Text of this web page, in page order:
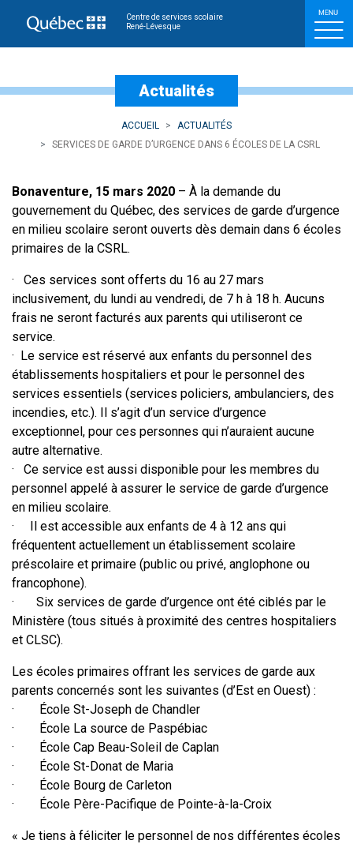
Centre de services scolaire
René-Lévesque
Services de garde
Actualités
ACCUEIL
ACTUALITÉS
SERVICES DE GARDE D’URGENCE DANS 6 ÉCOLES DE LA CSRL
Bonaventure, 15 mars 2020 – À la demande du
gouvernement du Québec, des services de garde d’urgence
en milieu scolaire seront ouverts dès demain dans 6 écoles
primaires de la CSRL.
· Ces services sont offerts du 16 au 27 mars
inclusivement, du lundi au vendredi, de 7 h à 18 h. Aucuns
frais ne seront facturés aux parents qui utiliseront ce
service.
· Le service est réservé aux enfants du personnel des
établissements hospitaliers et pour le personnel des
services essentiels (services policiers, ambulanciers, des
incendies, etc.). Il s’agit d’un service d’urgence
exceptionnel, pour ces personnes qui n’auraient aucune
autre alternative.
· Ce service est aussi disponible pour les membres du
personnel appelé à assurer le service de garde d’urgence
en milieu scolaire.
· Il est accessible aux enfants de 4 à 12 ans qui
fréquentent actuellement un établissement scolaire
préscolaire et primaire (public ou privé, anglophone ou
francophone).
· Six services de garde d’urgence ont été ciblés par le
Ministère (tous situés à proximité des centres hospitaliers
et CLSC).
Les écoles primaires offrant les services de garde aux
parents concernés sont les suivantes (d’Est en Ouest) :
· École St-Joseph de Chandler
· École La source de Paspébiac
· École Cap Beau-Soleil de Caplan
· École St-Donat de Maria
· École Bourg de Carleton
· École Père-Pacifique de Pointe-à-la-Croix
« Je tiens à féliciter le personnel de nos différentes écoles